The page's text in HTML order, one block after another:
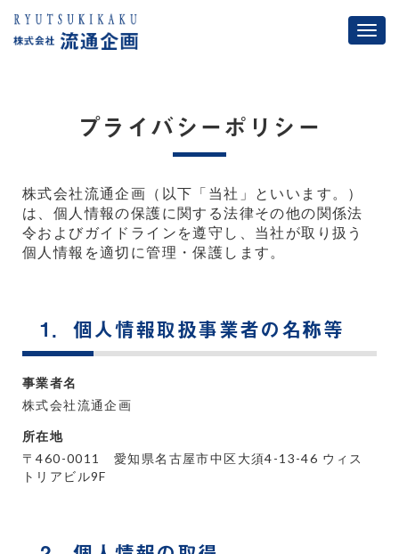
プライバシーポリシー
株式会社流通企画（以下「当社」といいます。）
は、個人情報の保護に関する法律その他の関係法
令およびガイドラインを遵守し、当社が取り扱う
個人情報を適切に管理・保護します。
1．個人情報取扱事業者の名称等
事業者名
株式会社流通企画
所在地
〒460-0011 愛知県名古屋市中区大須4-13-46 ウィス
トリアビル9F